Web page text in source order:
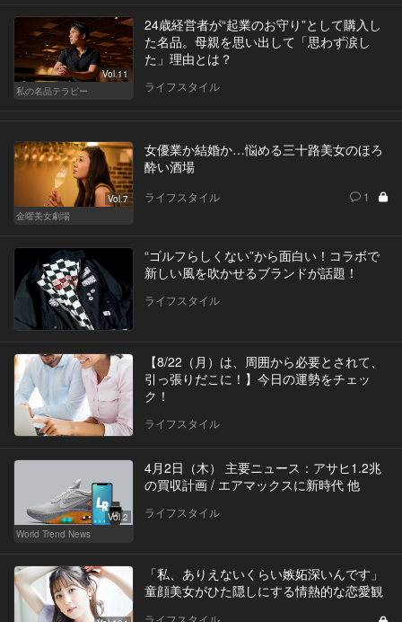
Vol.11
私の名品テラピー
24歳経営者が“起業のお守り”として購入し
た名品。母親を思い出して「思わず涙し
た」理由とは？
ライフスタイル
Vol.7
金曜美女劇場
女優業か結婚か…悩める三十路美女のほろ
酔い酒場
ライフスタイル 1
“ゴルフらしくない”から面白い！コラボで
新しい風を吹かせるブランドが話題！
ライフスタイル
【8/22（月）は、周囲から必要とされて、
引っ張りだこに！】今日の運勢をチェッ
ク！
ライフスタイル
Vol.2
World Trend News
4月2日（木） 主要ニュース：アサヒ1.2兆
の買収計画 / エアマックスに新時代 他
ライフスタイル
「私、ありえないくらい嫉妬深いんです」
童顔美女がひた隠しにする情熱的な恋愛観